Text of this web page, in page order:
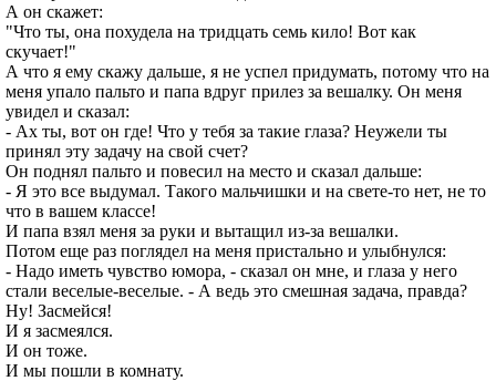
А он скажет:
"Что ты, она похудела на тридцать семь кило! Вот как
скучает!"
А что я ему скажу дальше, я не успел придумать, потому что на
меня упало пальто и папа вдруг прилез за вешалку. Он меня
увидел и сказал:
- Ах ты, вот он где! Что у тебя за такие глаза? Неужели ты
принял эту задачу на свой счет?
Он поднял пальто и повесил на место и сказал дальше:
- Я это все выдумал. Такого мальчишки и на свете-то нет, не то
что в вашем классе!
И папа взял меня за руки и вытащил из-за вешалки.
Потом еще раз поглядел на меня пристально и улыбнулся:
- Надо иметь чувство юмора, - сказал он мне, и глаза у него
стали веселые-веселые. - А ведь это смешная задача, правда?
Ну! Засмейся!
И я засмеялся.
И он тоже.
И мы пошли в комнату.